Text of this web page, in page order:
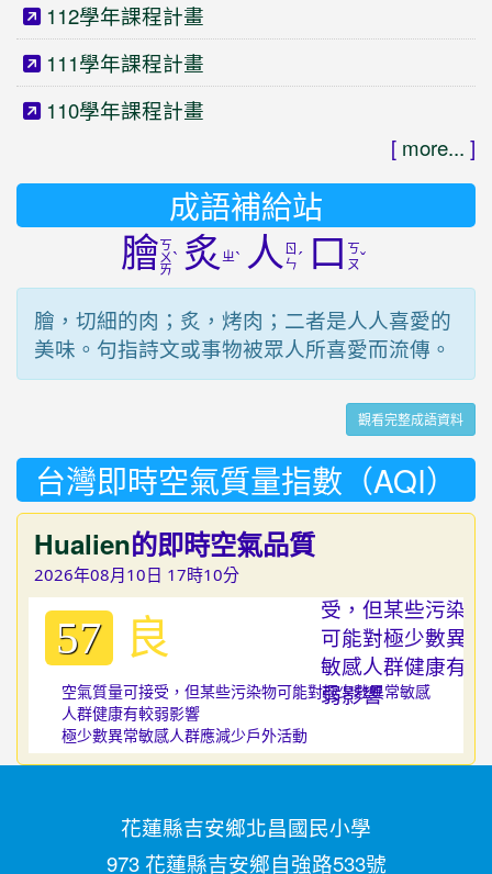
112學年課程計畫
111學年課程計畫
110學年課程計畫
[ more... ]
成語補給站
膾 ㄎ
ㄨ
ㄞ
ˋ 炙 ㄓˋ 人ㄖ
ㄣˊ 口
ㄎ
ㄡˇ
膾，切細的肉；炙，烤肉；二者是人人喜愛的
美味。句指詩文或事物被眾人所喜愛而流傳。
觀看完整成語資料
台灣即時空氣質量指數（AQI）
Hualien的即時空氣品質
2026年08月10日 17時10分
57 良
空氣質量可接受，但某些污染物可能對極少數異常敏感
人群健康有較弱影響
極少數異常敏感人群應減少戶外活動
花蓮縣吉安鄉北昌國民小學
973 花蓮縣吉安鄉自強路533號